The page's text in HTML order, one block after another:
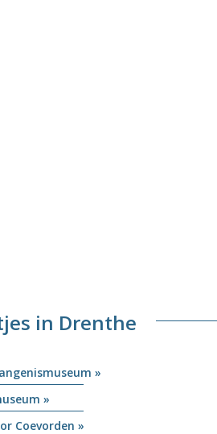
in Drenthe
»
»
Coevorden »